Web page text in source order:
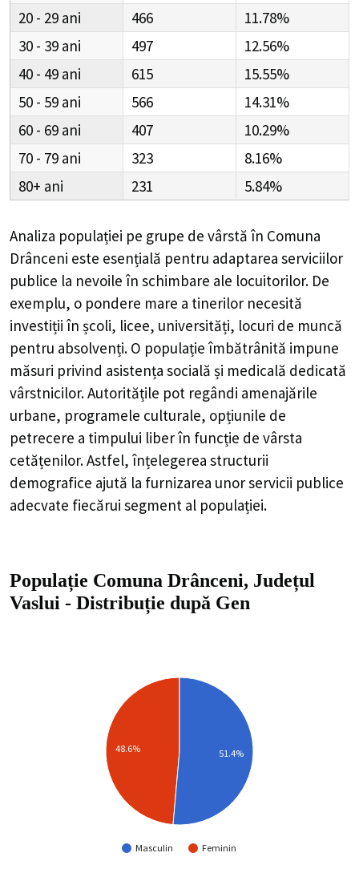
20 - 29
466
11.78%
30 - 39
497
12.56%
40 - 49
615
15.55%
50 - 59
566
14.31%
60 - 69
407
10.29%
70 - 79
323
8.16%
80+
231 5.84%
Analiza populației pe grupe de vârstă în Comuna
Drânceni este esențială pentru adaptarea serviciilor
publice la nevoile în schimbare ale locuitorilor. De
exemplu, o pondere mare a tinerilor necesită
investiții în școli, licee, universități, locuri de muncă
pentru absolvenți. O populație îmbătrânită impune
măsuri privind asistența socială și medicală dedicată
vârstnicilor. Autoritățile pot regândi amenajările
urbane, programele culturale, opțiunile de
petrecere a timpului liber în funcție de vârsta
cetățenilor. Astfel, înțelegerea structurii
demografice ajută la furnizarea unor servicii publice
adecvate fiecărui segment al populației.
Populație Comuna Drânceni, Județul
Vaslui - Distribuție după Gen
Masculin Feminin
48.6% 51.4%